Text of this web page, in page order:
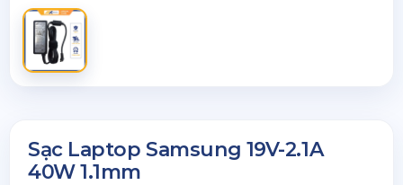
Sạc Laptop Samsung 19V-2.1A
40W 1.1mm